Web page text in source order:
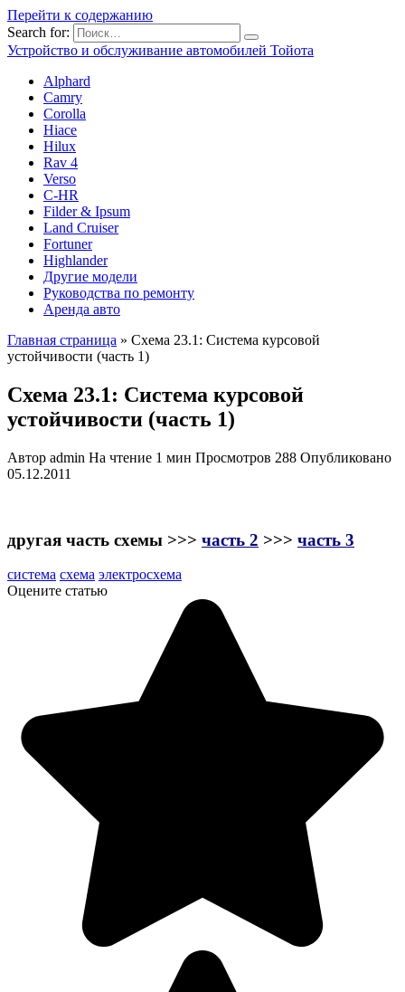
Перейти к содержанию
Search for:
Устройство и обслуживание автомобилей Тойота
Alphard
Camry
Corolla
Hiace
Hilux
Rav 4
Verso
C-HR
Filder & Ipsum
Land Cruiser
Fortuner
Highlander
Другие модели
Руководства по ремонту
Аренда авто
Главная страница » Схема 23.1: Система курсовой
устойчивости (часть 1)
Схема 23.1: Система курсовой
устойчивости (часть 1)
Автор admin На чтение 1 мин Просмотров 288 Опубликовано
05.12.2011
другая часть схемы >>> часть 2 >>> часть 3
система схема электросхема
Оцените статью